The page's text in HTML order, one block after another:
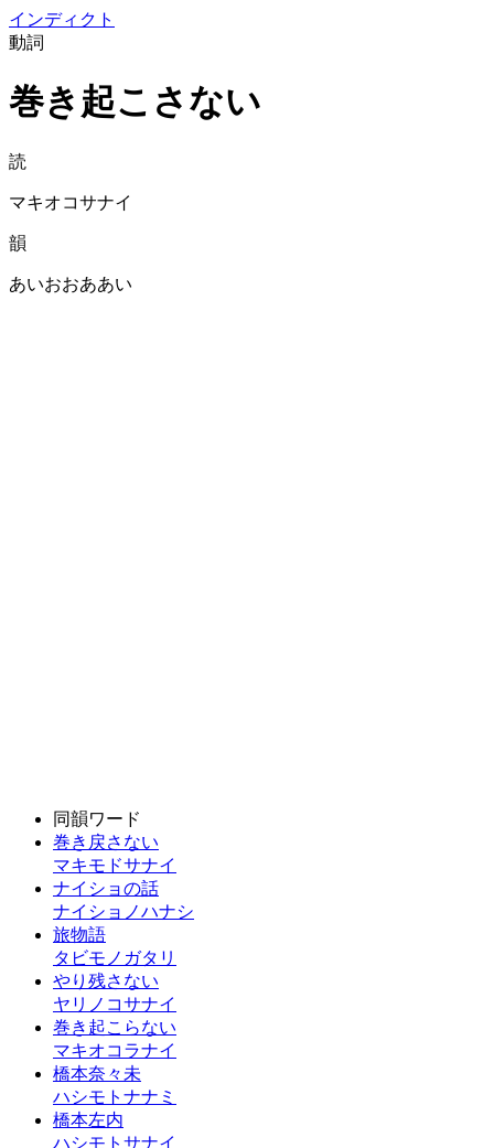
インディクト
動詞
巻き起こさない
読
マキオコサナイ
韻
あいおおああい
同韻ワード
巻き戻さない
マキモドサナイ
ナイショの話
ナイショノハナシ
旅物語
タビモノガタリ
やり残さない
ヤリノコサナイ
巻き起こらない
マキオコラナイ
橋本奈々未
ハシモトナナミ
橋本左内
ハシモトサナイ